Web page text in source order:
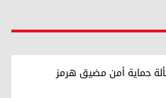
حماية أمن مضيق هرمز